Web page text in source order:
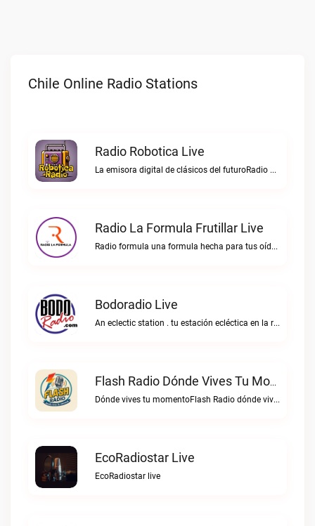
Chile Online Radio Stations
Radio Robotica Live
La emisora digital de clásicos del futuroRadio Robotica live
Radio La Formula Frutillar Live
Radio formula una formula hecha para tus oídos.Radio La Formula Frutillar live
Bodoradio Live
An eclectic station . tu estación ecléctica en la red."Bodoradio live
Flash Radio Dónde Vives Tu Momento Live
Dónde vives tu momentoFlash Radio dónde vives tu momento live
EcoRadiostar Live
EcoRadiostar live